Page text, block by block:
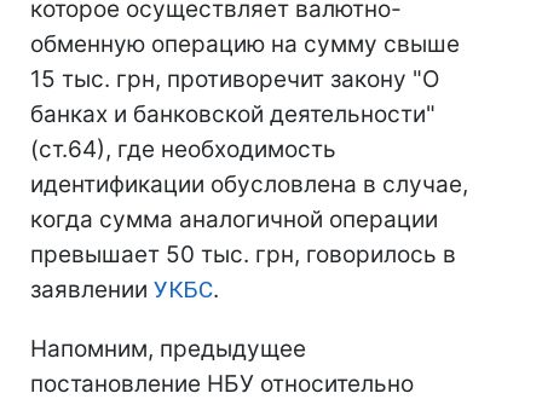
которое осуществляет валютно-
обменную операцию на сумму свыше
15 тыс. грн, противоречит закону "О
банках и банковской деятельности"
(ст.64), где необходимость
идентификации обусловлена в случае,
когда сумма аналогичной операции
превышает 50 тыс. грн, говорилось в
заявлении УКБС.
Напомним, предыдущее
постановление НБУ относительно